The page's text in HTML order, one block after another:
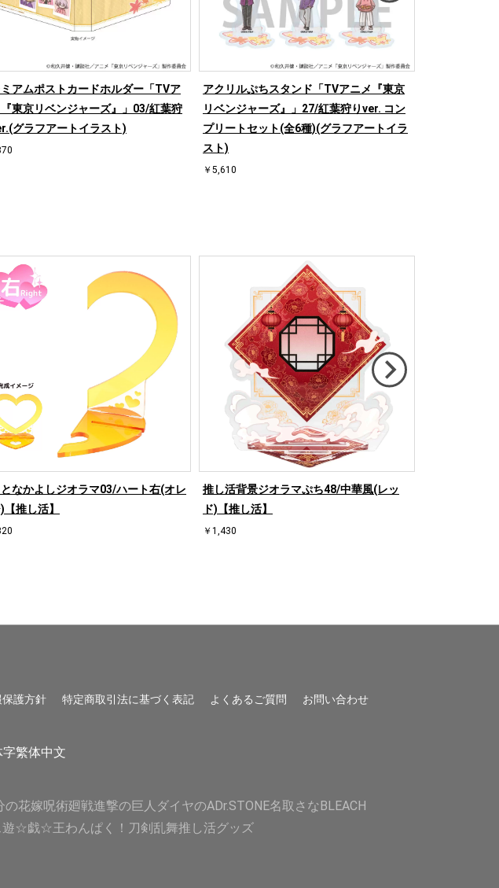
アムポストカードホルダー「TVア
東京リベンジャーズ』」03/紅葉狩
グラフアートイラスト)
アクリルぷちスタンド「TVアニメ『東京
リベンジャーズ』」27/紅葉狩りver. コン
プリートセット(全6種)(グラフアートイラ
スト)
￥5,610
なかよしジオラマ03/ハート右(オレ
【推し活】
推し活背景ジオラマぷち48/中華風(レッ
ド)【推し活】
￥1,430
護方針 特定商取引法に基づく表記 よくあるご質問 お問い合わせ
字繁体中文
の花嫁呪術廻戦進撃の巨人 ダイヤのADr.STONE名取さな BLEACH
遊☆戯☆王わんぱく！刀剣乱舞推し活グッズ